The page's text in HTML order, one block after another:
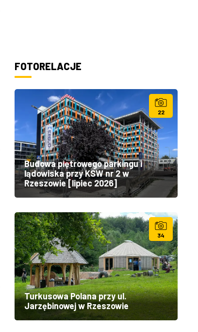
FOTORELACJE
22
Budowa piętrowego parkingu i
lądowiska przy KSW nr 2 w
Rzeszowie [lipiec 2026]
34
Turkusowa Polana przy ul.
Jarzębinowej w Rzeszowie